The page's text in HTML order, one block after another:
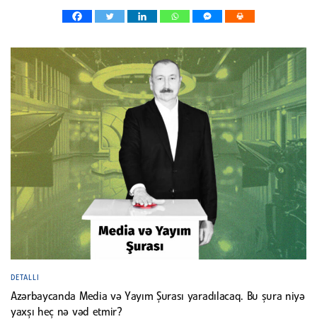
DETALLI
Azərbaycanda Media və Yayım Şurası yaradılacaq. Bu şura niyə
yaxşı heç nə vəd etmir?